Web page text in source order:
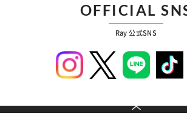
OFFICIAL
Ray 公式SNS